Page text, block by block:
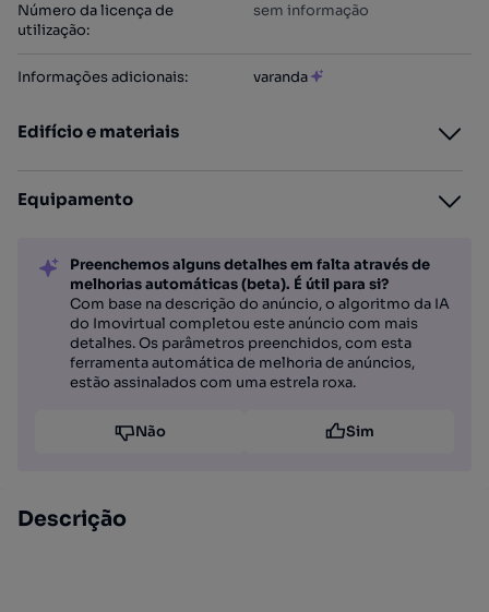
Número da licença de
utilização:
sem informação
Informações adicionais: varanda
Edifício e materiais
Equipamento
Preenchemos alguns detalhes em falta através de
melhorias automáticas (beta). É útil para si?
Com base na descrição do anúncio, o algoritmo da IA
do Imovirtual completou este anúncio com mais
detalhes. Os parâmetros preenchidos, com esta
ferramenta automática de melhoria de anúncios,
estão assinalados com uma estrela roxa.
Não Sim
Descrição